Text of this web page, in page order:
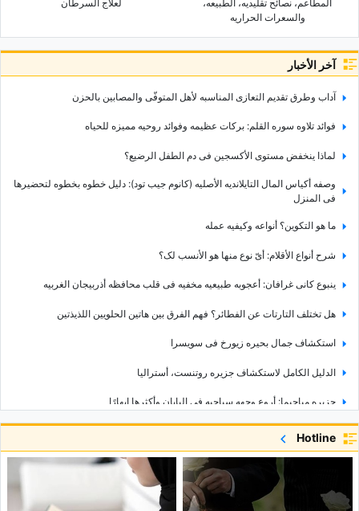
المطاعم، نصائح تقلیدیه، الطبیعه،
والسعرات الحراریه
لعلاج السرطان
آخر الأخبار
آداب وطرق تقدیم التعازی المناسبه لأهل المتوفّى والمصابین بالحزن
فوائد تلاوه سوره القلم: برکات عظیمه وفوائد روحیه ممیزه للحیاه
لماذا ینخفض مستوى الأکسجین فی دم الطفل الرضیع؟
وصفه أکیاس المال التایلاندیه الأصلیه (کانوم جیب تود): دلیل خطوه بخطوه لتحضیرها
فی المنزل
ما هو التکوین؟ أنواعه وکیفیه عمله
شرح أنواع الأقلام: أیّ نوع منها هو الأنسب لک؟
ینبوع کانی غرافان: أعجوبه طبیعیه مخفیه فی قلب محافظه أذربیجان الغربیه
هل تختلف التارتات عن الفطائر؟ فهم الفرق بین هاتین الحلویین اللذیذتین
استکشاف جمال بحیره زیورخ فی سویسرا
الدلیل الکامل لاستکشاف جزیره روتنست، أسترالیا
جزیره میاجیما: أروع وجهه سیاحیه فی الیابان وأکثرها إبهارًا
أفضل هاتف ذکی لتسجیل الفیدیو: أی هاتف یقدم أفضل أداء للکامیرا؟
قمه آدم: الجبل المقدّس للإیمان فی سریلانکا
تحذیر عراقجی غیر المسبوق: الرساله التی دفعت محمد بن سلمان إلى الاتصال
بترامب
Hotline